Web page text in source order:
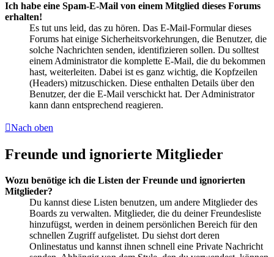
Ich habe eine Spam-E-Mail von einem Mitglied dieses Forums
erhalten!
Es tut uns leid, das zu hören. Das E-Mail-Formular dieses
Forums hat einige Sicherheitsvorkehrungen, die Benutzer, die
solche Nachrichten senden, identifizieren sollen. Du solltest
einem Administrator die komplette E-Mail, die du bekommen
hast, weiterleiten. Dabei ist es ganz wichtig, die Kopfzeilen
(Headers) mitzuschicken. Diese enthalten Details über den
Benutzer, der die E-Mail verschickt hat. Der Administrator
kann dann entsprechend reagieren.
Nach oben
Freunde und ignorierte Mitglieder
Wozu benötige ich die Listen der Freunde und ignorierten
Mitglieder?
Du kannst diese Listen benutzen, um andere Mitglieder des
Boards zu verwalten. Mitglieder, die du deiner Freundesliste
hinzufügst, werden in deinem persönlichen Bereich für den
schnellen Zugriff aufgelistet. Du siehst dort deren
Onlinestatus und kannst ihnen schnell eine Private Nachricht